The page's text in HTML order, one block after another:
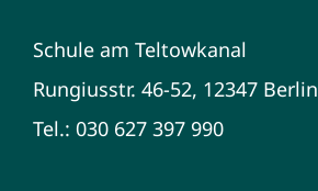
Schule am Teltowkanal
Rungiusstr. 46-52, 12347 Berlin
Tel.: 030 627 397 990